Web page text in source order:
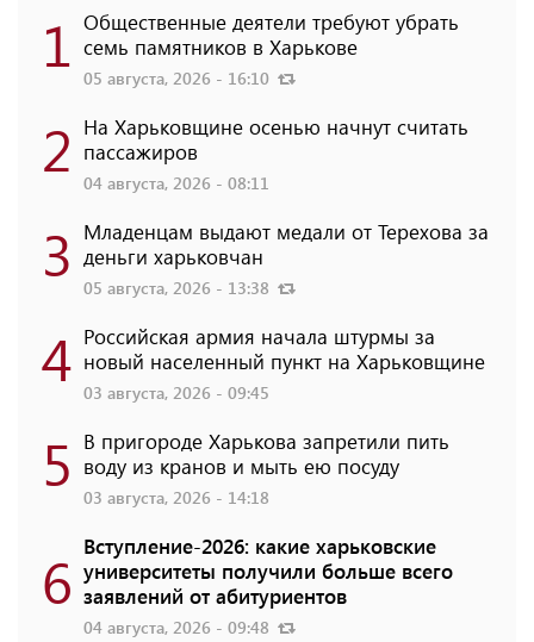
1 Общественные деятели требуют убрать
семь памятников в Харькове
05 августа, 2026 - 16:10
2 На Харьковщине осенью начнут считать
пассажиров
04 августа, 2026 - 08:11
3 Младенцам выдают медали от Терехова за
деньги харьковчан
05 августа, 2026 - 13:38
4 Российская армия начала штурмы за
новый населенный пункт на Харьковщине
03 августа, 2026 - 09:45
5 В пригороде Харькова запретили пить
воду из кранов и мыть ею посуду
03 августа, 2026 - 14:18
6 Вступление-2026: какие харьковские
университеты получили больше всего
заявлений от абитуриентов
04 августа, 2026 - 09:48